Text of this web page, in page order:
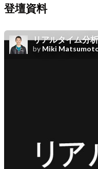
登壇資料